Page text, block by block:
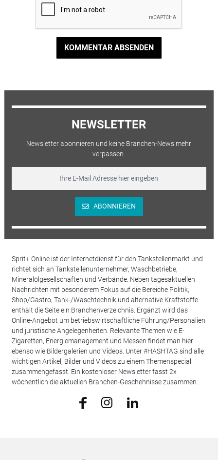
KOMMENTAR ABSENDEN
NEWSLETTER
Newsletter abonnieren und keine Branchen-News mehr
verpassen.
ABONNIEREN
Sprit+ Online ist der Internetdienst für den Tankstellenmarkt und
richtet sich an Tankstellenunternehmer, Waschbetriebe,
Mineralölgesellschaften und Verbände. Neben tagesaktuellen
Nachrichten mit besonderem Fokus auf die Bereiche Politik,
Shop/Gastro, Tank-/Waschtechnik und alternative Kraftstoffe
enthält die Seite ein Branchenverzeichnis. Ergänzt wird das
Online-Angebot um betriebswirtschaftliche Führung/Personalien
und juristische Angelegenheiten. Relevante Themen wie E-
Zigaretten, Energiemanagement und Messen findet man hier
ebenso wie Bildergalerien und Videos. Unter #HASHTAG sind alle
wichtigen Artikel, Bilder und Videos zu einem Themenspecial
zusammengefasst. Ein kostenloser Newsletter fasst 2x
wöchentlich die aktuellen Branchen-Geschehnisse zusammen.